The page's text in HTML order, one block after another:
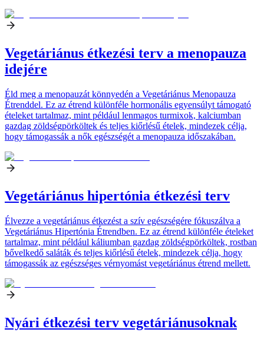
Vegetáriánus étkezési terv a menopauza
idejére
Éld meg a menopauzát könnyedén a Vegetáriánus Menopauza
Étrenddel. Ez az étrend különféle hormonális egyensúlyt támogató
ételeket tartalmaz, mint például lenmagos turmixok, kalciumban
gazdag zöldségpörköltek és teljes kiőrlésű ételek, mindezek célja,
hogy támogassák a nők egészségét a menopauza időszakában.
Vegetáriánus hipertónia étkezési terv
Élvezze a vegetáriánus étkezést a szív egészségére fókuszálva a
Vegetáriánus Hipertónia Étrendben. Ez az étrend különféle ételeket
tartalmaz, mint például káliumban gazdag zöldségpörköltek, rostban
bővelkedő saláták és teljes kiőrlésű ételek, mindezek célja, hogy
támogassák az egészséges vérnyomást vegetáriánus étrend mellett.
Nyári étkezési terv vegetáriánusoknak